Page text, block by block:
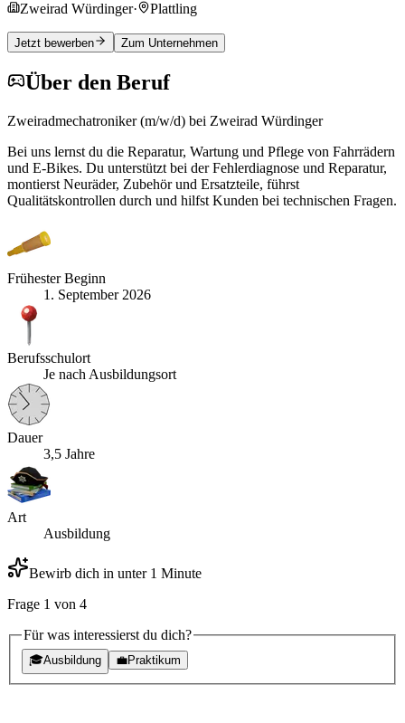
Zweirad Würdinger· Plattling
Jetzt bewerben Zum Unternehmen
Über den Beruf
Zweiradmechatroniker (m/w/d) bei Zweirad Würdinger
Bei uns lernst du die Reparatur, Wartung und Pflege von Fahrrädern
und E-Bikes. Du unterstützt bei der Fehlerdiagnose und Reparatur,
montierst Neuräder, Zubehör und Ersatzteile, führst
Qualitätskontrollen durch und hilfst Kunden bei technischen Fragen.
Frühester Beginn
1. September 2026
Berufsschulort
Je nach Ausbildungsort
Dauer
3,5 Jahre
Art
Ausbildung
Bewirb dich in unter 1 Minute
Frage 1 von 4
Für was interessierst du dich?
🎓Ausbildung 💼Praktikum